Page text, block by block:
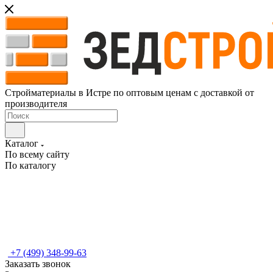
Стройматериалы в Истре по оптовым ценам с доставкой от
производителя
Каталог
По всему сайту
По каталогу
+7 (499) 348-99-63
Заказать звонок